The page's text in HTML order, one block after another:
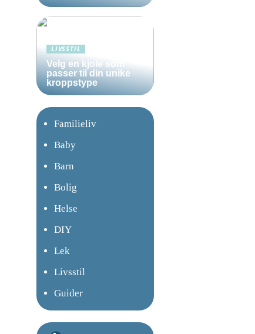
LIVSSTIL
Velg en kjole som
passer til din unike
kroppstype
Familieliv
Baby
Barn
Bolig
Helse
DIY
Lek
Livsstil
Guider